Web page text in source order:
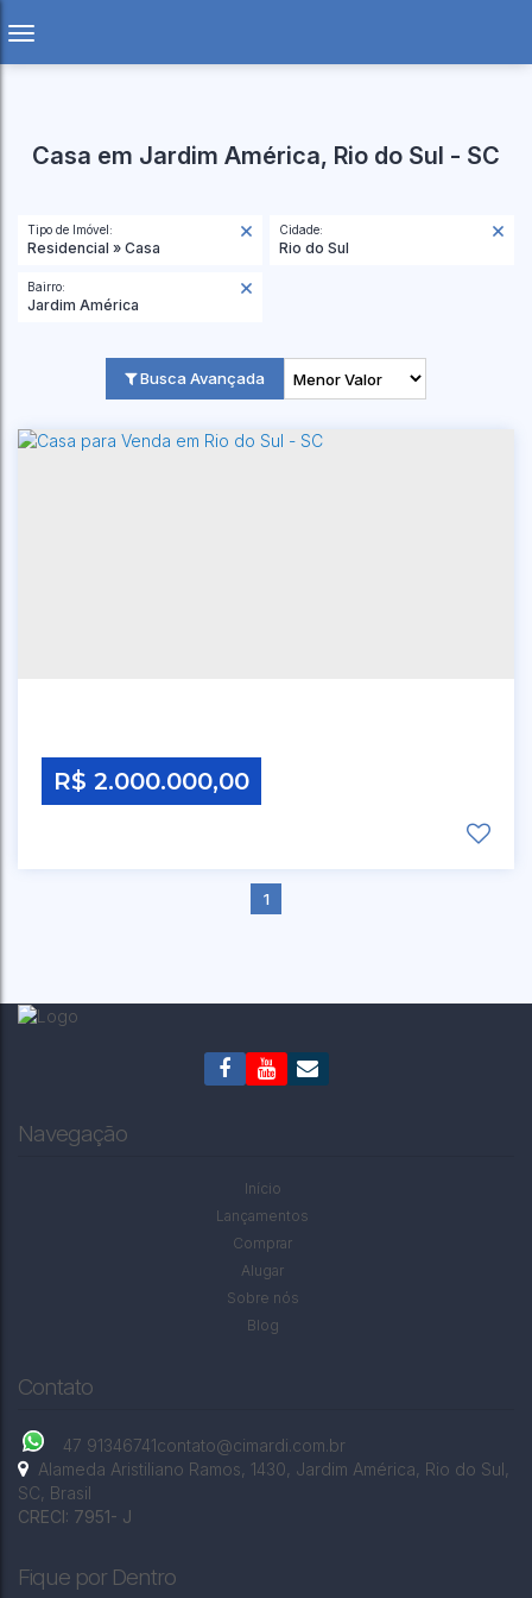
Casa em Jardim América, Rio do Sul - SC
Tipo de Imóvel:
Residencial » Casa
Cidade:
Rio do Sul
Bairro:
Jardim América
Busca Avançada
R$ 2.000.000,00
CEP: 00000-000,RUA 1 DE MAIO
RIO DO SUL SANTA CATARINA
1
Navegação
Início
Lançamentos
Comprar
Alugar
Sobre nós
Blog
Contato
47 91346741contato@cimardi.com.br
Alameda Aristiliano Ramos, 1430, Jardim América, Rio do Sul,
SC, Brasil
CRECI: 7951- J
Fique por Dentro